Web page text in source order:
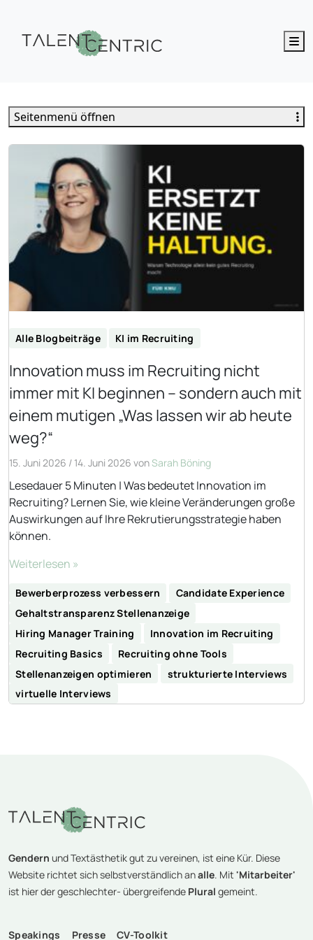
Alle Blogbeiträge KI im Recruiting
Innovation muss im Recruiting nicht
immer mit KI beginnen – sondern auch mit
einem mutigen „Was lassen wir ab heute
weg?“
15. Juni 2026 / 14. Juni 2026 vonSarah Böning
Lesedauer 5 Minuten | Was bedeutet Innovation im
Recruiting? Lernen Sie, wie kleine Veränderungen große
Auswirkungen auf Ihre Rekrutierungsstrategie haben
können.
Weiterlesen »
Bewerberprozess verbessern
Candidate Experience
Gehaltstransparenz Stellenanzeige
Hiring Manager Training
Innovation im Recruiting
Recruiting Basics
Recruiting ohne Tools
Stellenanzeigen optimieren
strukturierte Interviews
virtuelle Interviews
Seitenmenü öffnen
Gendern und Textästhetik gut zu vereinen, ist eine Kür. Diese
Website richtet sich selbstverständlich analle. Mit 'Mitarbeiter'
ist hier der geschlechter- übergreifende Plural gemeint.
Speakings Presse CV-Toolkit